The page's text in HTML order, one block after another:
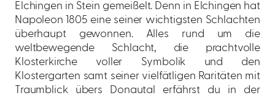
Elchingen in Stein gemeißelt. Denn in Elchingen hat
Napoleon 1805 eine seiner wichtigsten Schlachten
überhaupt gewonnen. Alles rund um die
weltbewegende Schlacht, die prachtvolle
Klosterkirche voller Symbolik und den
Klostergarten samt seiner vielfätligen Raritäten mit
Traumblick übers Donautal erfährst du in der